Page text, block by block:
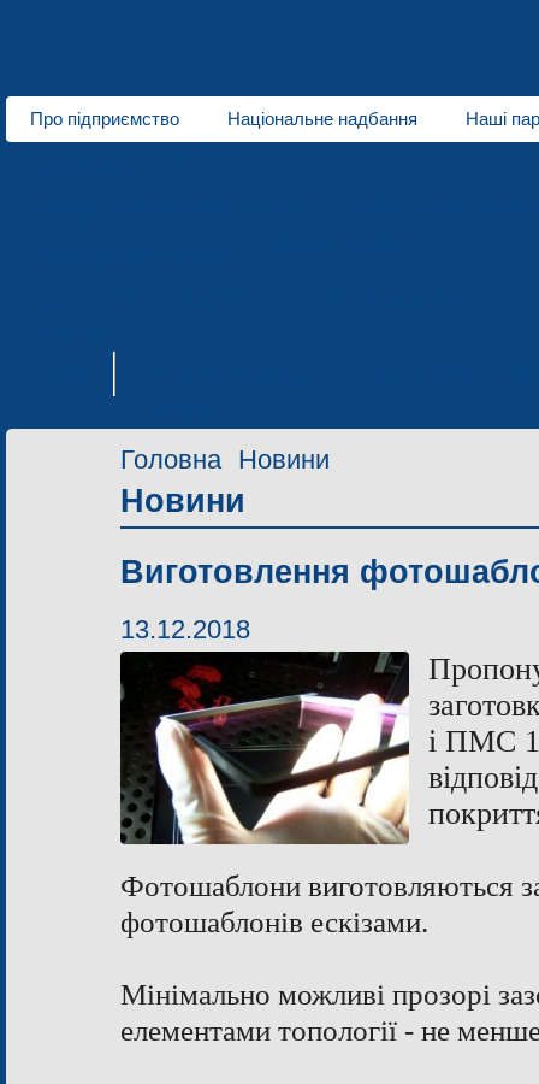
Про підприємство Національне надбання Наші
Головна Новини
Новини
Виготовлення
13.12.2018
і ПМС
Фотошаблони виготовляються
фотошаблонів ескізами.
Мінімально можливі прозорі
елементами топології - не